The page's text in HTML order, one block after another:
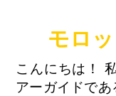
モロ
こんにちは！
アーガイドで